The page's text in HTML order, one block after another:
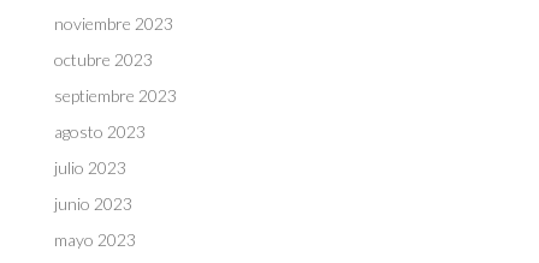
noviembre 2023
octubre 2023
septiembre 2023
agosto 2023
julio 2023
junio 2023
mayo 2023